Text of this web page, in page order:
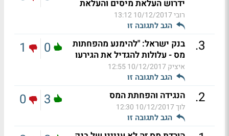
ידרוש העלאת מיסים והעלאת
רובי10/12/2017 13:12
הגב לתגובה זו
3
.
בנק ישראל: "להימנע מהפחתות
מס - עלולות להגדיל את הגירעו
איציק 10/12/2017 12:55
הגב לתגובה זו
0
1
2
. הנגידה והפחתת המס
לוך10/12/2017 12:30
הגב לתגובה זו
3
0